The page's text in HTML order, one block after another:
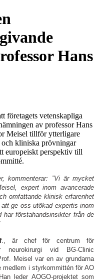
Hans
företagets vetenskapliga
av professor Hans
Meisel tillför ytterligare
kliniska prövningar
europeiskt perspektiv till
kommenterar: ”Vi är mycket
expert inom avancerade
omfattande klinisk erfarenhet
ge oss utökad expertis inom
förstahandsinsikter från de
., är chef för centrum för
neurokirurgi vid BG-Clinic
Meisel var en av grundarna
medlem i styrkommittén för AO
leder AOGO-projektet som